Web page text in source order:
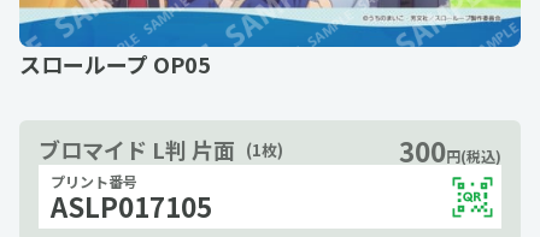
スローループ OP05
ブロマイド L判 片面 (1枚) 300円(税込)
プリント番号
ASLP017105